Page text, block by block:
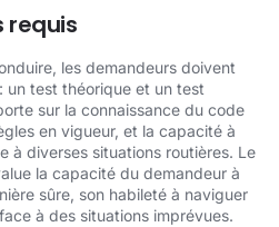
requis
les demandeurs doivent
un test théorique et un test
sur la connaissance du code
en vigueur, et la capacité à
à diverses situations routières. Le
la capacité du demandeur à
sûre, son habileté à naviguer
à des situations imprévues.